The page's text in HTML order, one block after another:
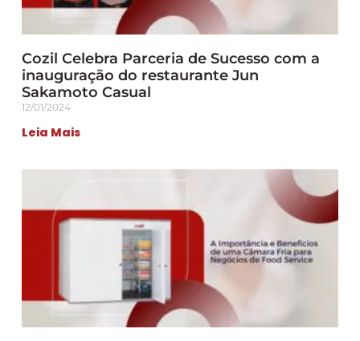
Cozil Celebra Parceria de Sucesso com a
inauguração do restaurante Jun
Sakamoto Casual
12/01/2024
Leia Mais